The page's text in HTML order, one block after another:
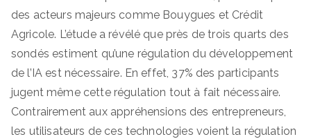
des acteurs majeurs comme Bouygues et Crédit
Agricole. L’étude a révélé que près de trois quarts des
sondés estiment qu’une régulation du développement
de l’IA est nécessaire. En effet, 37% des participants
jugent même cette régulation tout à fait nécessaire.
Contrairement aux appréhensions des entrepreneurs,
les utilisateurs de ces technologies voient la régulation